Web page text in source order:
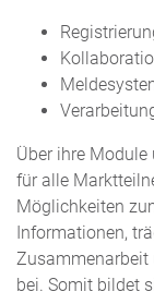
Über ihre
für alle
Möglichkeiten
Informationen,
bei. Somit bildet